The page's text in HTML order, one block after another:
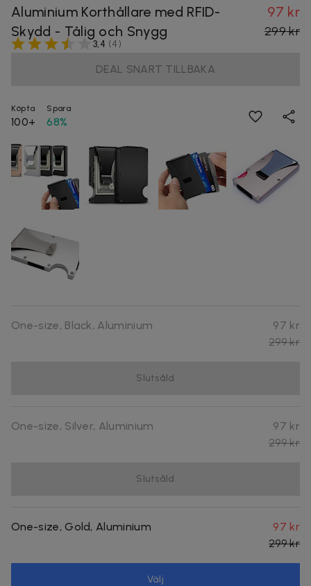
Aluminium Korthållare med RFID-
Skydd - Tålig och Snygg
97 kr
299 kr
3,4 (4)
DEAL SNART TILLBAKA
Köpta
100+
Spara
68%
One-size, Black, Aluminium
97 kr
299 kr
Slutsåld
One-size, Silver, Aluminium
97 kr
299 kr
Slutsåld
One-size, Gold, Aluminium
97 kr
299 kr
Välj